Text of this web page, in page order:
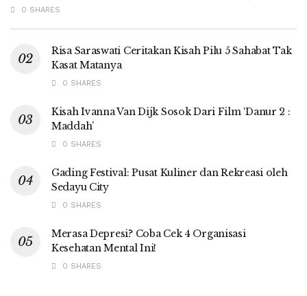
0 SHARES
Risa Saraswati Ceritakan Kisah Pilu 5 Sahabat Tak
Kasat Matanya
0 SHARES
Kisah Ivanna Van Dijk Sosok Dari Film ‘Danur 2 :
Maddah’
0 SHARES
Gading Festival: Pusat Kuliner dan Rekreasi oleh
Sedayu City
0 SHARES
Merasa Depresi? Coba Cek 4 Organisasi
Kesehatan Mental Ini!
0 SHARES